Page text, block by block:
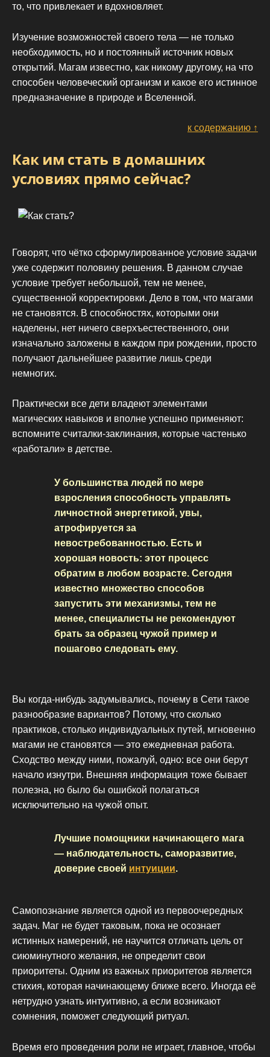
то, что привлекает и вдохновляет.
Изучение возможностей своего тела — не только
необходимость, но и постоянный источник новых
открытий. Магам известно, как никому другому, на что
способен человеческий организм и какое его истинное
предназначение в природе и Вселенной.
к содержанию ↑
Как им стать в домашних
условиях прямо сейчас?
Говорят, что чётко сформулированное условие задачи
уже содержит половину решения. В данном случае
условие требует небольшой, тем не менее,
существенной корректировки. Дело в том, что магами
не становятся. В способностях, которыми они
наделены, нет ничего сверхъестественного, они
изначально заложены в каждом при рождении, просто
получают дальнейшее развитие лишь среди
немногих.
Практически все дети владеют элементами
магических навыков и вполне успешно применяют:
вспомните считалки-заклинания, которые частенько
«работали» в детстве.
У большинства людей по мере
взросления способность управлять
личностной энергетикой, увы,
атрофируется за
невостребованностью. Есть и
хорошая новость: этот процесс
обратим в любом возрасте. Сегодня
известно множество способов
запустить эти механизмы, тем не
менее, специалисты не рекомендуют
брать за образец чужой пример и
пошагово следовать ему.
Вы когда-нибудь задумывались, почему в Сети такое
разнообразие вариантов? Потому, что сколько
практиков, столько индивидуальных путей, мгновенно
магами не становятся — это ежедневная работа.
Сходство между ними, пожалуй, одно: все они берут
начало изнутри. Внешняя информация тоже бывает
полезна, но было бы ошибкой полагаться
исключительно на чужой опыт.
Лучшие помощники начинающего мага
— наблюдательность, саморазвитие,
доверие своей интуиции.
Самопознание является одной из первоочередных
задач. Маг не будет таковым, пока не осознает
истинных намерений, не научится отличать цель от
сиюминутного желания, не определит свои
приоритеты. Одним из важных приоритетов является
стихия, которая начинающему ближе всего. Иногда её
нетрудно узнать интуитивно, а если возникают
сомнения, поможет следующий ритуал.
Время его проведения роли не играет, главное, чтобы